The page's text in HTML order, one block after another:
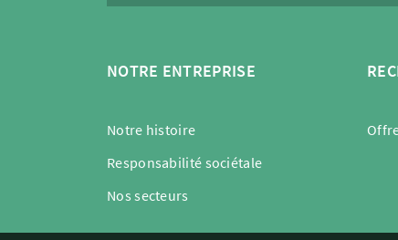
NOTRE ENTREPRISE
Notre histoire
Responsabilité sociétale
Nos secteurs